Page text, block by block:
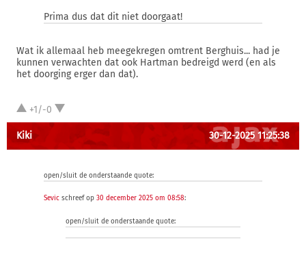
Prima dus dat dit niet doorgaat!
Wat ik allemaal heb meegekregen omtrent Berghuis... had je
kunnen verwachten dat ook Hartman bedreigd werd (en als
het doorging erger dan dat).
+1/-0
Kiki 30-12-2025 11:25:38
open/sluit de onderstaande quote:
Sevic schreef op 30 december 2025 om 08:58:
open/sluit de onderstaande quote: